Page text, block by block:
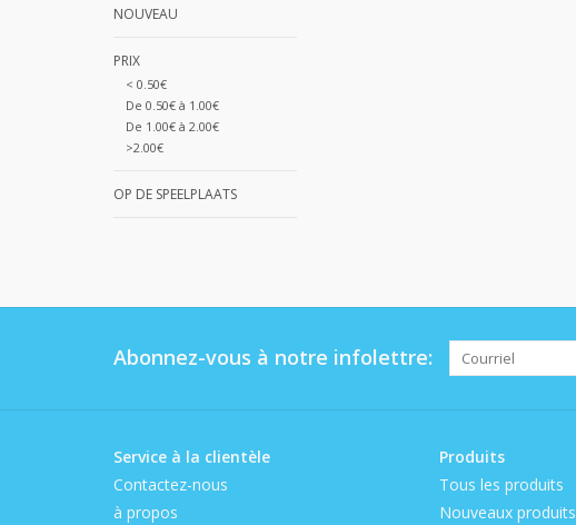
NOUVEAU
PRIX
< 0.50€
De 0.50€ à 1.00€
De 1.00€ à 2.00€
>2.00€
OP DE SPEELPLAATS
Abonnez-vous à notre infolettre:
Service à la clientèle
Contactez-nous
à propos
Produits
Tous les produits
Nouveaux produits